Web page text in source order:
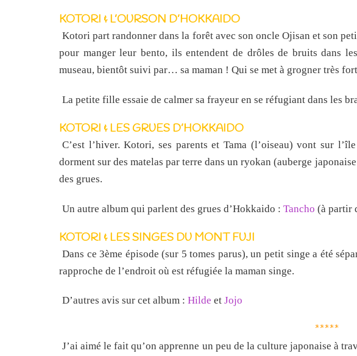
KOTORI & L’OURSON D’HOKKAIDO
Kotori part randonner dans la forêt avec son oncle Ojisan et son
pour manger leur bento, ils entendent de drôles de bruits dans
museau, bientôt suivi par… sa maman ! Qui se met à grogner très
La petite fille essaie de calmer sa frayeur en se réfugiant dans les
KOTORI & LES GRUES D’HOKKAIDO
C’est l’hiver. Kotori, ses parents et Tama (l’oiseau) vont sur
dorment sur des matelas par terre dans un ryokan (auberge
des grues.
Un autre album qui parlent des grues d’Hokkaido : Tancho (à partir
KOTORI & LES SINGES DU MONT FUJI
Dans ce 3ème épisode (sur 5 tomes parus), un petit singe a été
rapproche de l’endroit où est réfugiée la maman singe.
D’autres avis sur cet album : Hilde et Jojo
*****
J’ai aimé le fait qu’on apprenne un peu de la culture japonaise à